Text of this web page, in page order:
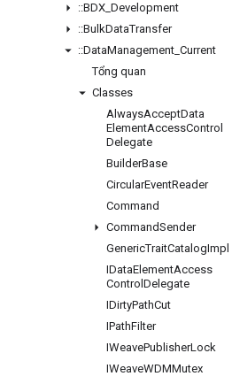
::BDX Development
::BulkDataTransfer
::DataManagement Current
Tổng quan
Classes
AlwaysAcceptData
ElementAccessControl
Delegate
BuilderBase
CircularEventReader
Command
CommandSender
GenericTraitCatalogImpl
IDataElementAccess
Control Delegate
IDirtyPathCut
IPathFilter
IWeavePublisherLock
IWeaveWDMMutex